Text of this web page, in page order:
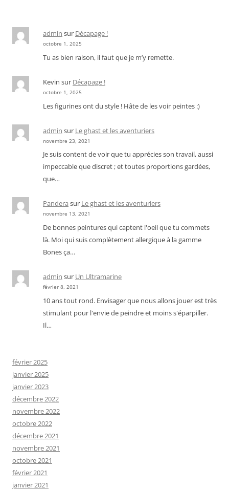
admin sur Décapage !
octobre 1, 2025
Tu as bien raison, il faut que je m’y remette.
Kevin sur Décapage !
octobre 1, 2025
Les figurines ont du style ! Hâte de les voir peintes :)
admin sur Le ghast et les aventuriers
novembre 23, 2021
Je suis content de voir que tu apprécies son travail, aussi
impeccable que discret ; et toutes proportions gardées,
que…
Pandera sur Le ghast et les aventuriers
novembre 13, 2021
De bonnes peintures qui captent l'oeil que tu commets
là. Moi qui suis complètement allergique à la gamme
Bones ça…
admin sur Un Ultramarine
février 8, 2021
10 ans tout rond. Envisager que nous allons jouer est très
stimulant pour l'envie de peindre et moins s'éparpiller.
Il…
février 2025
janvier 2025
janvier 2023
décembre 2022
novembre 2022
octobre 2022
décembre 2021
novembre 2021
octobre 2021
février 2021
janvier 2021